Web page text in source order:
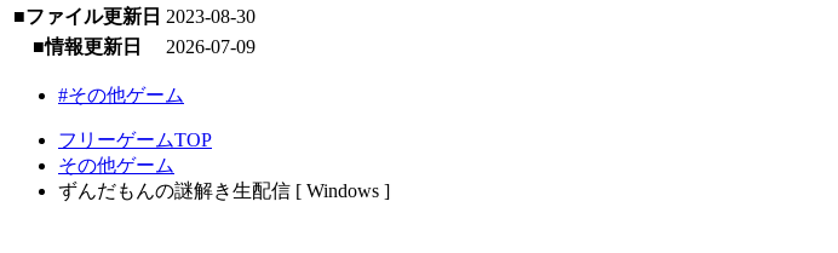
■ファイル更新日 2023-08-30
■情報更新日
2026-07-09
#その他ゲーム
フリーゲームTOP
その他ゲーム
ずんだもんの謎解き生配信 [ Windows ]